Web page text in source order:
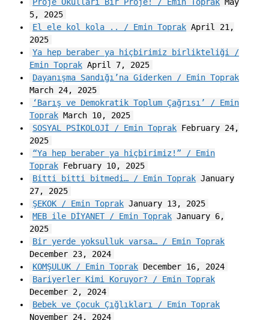
5, 2025
El ele kol kola .. / Emin Toprak April 21,
2025
Ya hep beraber ya hiçbirimiz birlikteliği /
Emin ToprakApril 7, 2025
Dayanışma Sandığı’na Giderken / Emin Toprak
March 24, 2025
‘Barış ve Demokratik Toplum Çağrısı’ / Emin
ToprakMarch 10, 2025
SOSYAL PSİKOLOJİ / Emin Toprak February 24,
2025
“Ya hep beraber ya hiçbirimiz!” / Emin
ToprakFebruary 10, 2025
Bitti bitti bitmedi… / Emin Toprak January
27, 2025
ŞEKOK / Emin Toprak January 13, 2025
MEB ile DİYANET / Emin Toprak January 6,
2025
Bir yerde yoksulluk varsa… / Emin Toprak
December 23, 2024
KOMŞULUK / Emin Toprak December 16, 2024
Bariyerler Kimi Koruyor? / Emin Toprak
December 2, 2024
Bebek ve Çocuk Çığlıkları / Emin Toprak
November 24, 2024